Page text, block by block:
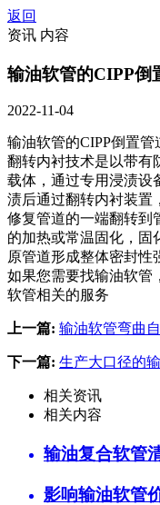
返回
资讯 内容
输油软管的CIPP
2022-11-04
输油软管的CIPP倒置
翻转内衬技术是以带有
载体，通过专用浸渍设
渍后通过翻转内衬装置
修复管道的一端翻转到
的加热或常温固化，固
原管道形成整体密封性
如果您需要找输油软管
软管相关的服务
上一篇: 输油软管弯曲
下一篇: 生产大口径的
相关资讯
相关内容
输油复合软管
影响输油软管